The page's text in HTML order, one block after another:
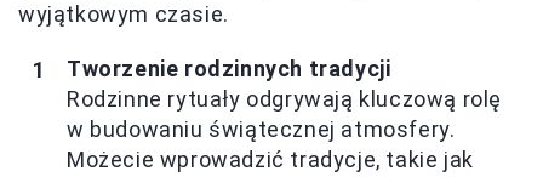
wyjątkowym czasie.
Tworzenie rodzinnych tradycji
Rodzinne rytuały odgrywają kluczową rolę
w budowaniu świątecznej atmosfery.
Możecie wprowadzić tradycje, takie jak